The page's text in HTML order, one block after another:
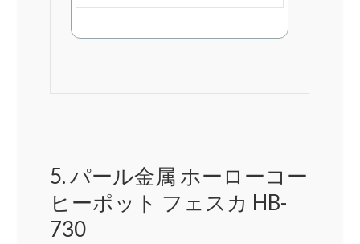
5. パール金属 ホーローコー
ヒーポット フェスカ HB-
730